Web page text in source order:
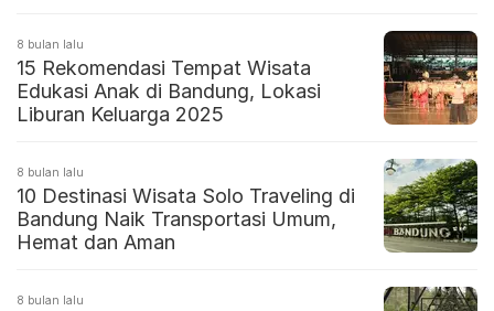
8 bulan lalu
15 Rekomendasi Tempat Wisata
Edukasi Anak di Bandung, Lokasi
Liburan Keluarga 2025
8 bulan lalu
10 Destinasi Wisata Solo Traveling di
Bandung Naik Transportasi Umum,
Hemat dan Aman
8 bulan lalu